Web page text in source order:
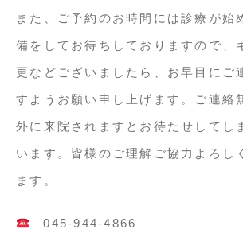
また、ご予約のお時間には診療が始
備をしてお待ちしておりますので、
更などございましたら、お早目にご
すようお願い申し上げます。ご連絡
外に来院されますとお待たせしてし
います。皆様のご理解ご協力よろし
ます。
045-944-4866